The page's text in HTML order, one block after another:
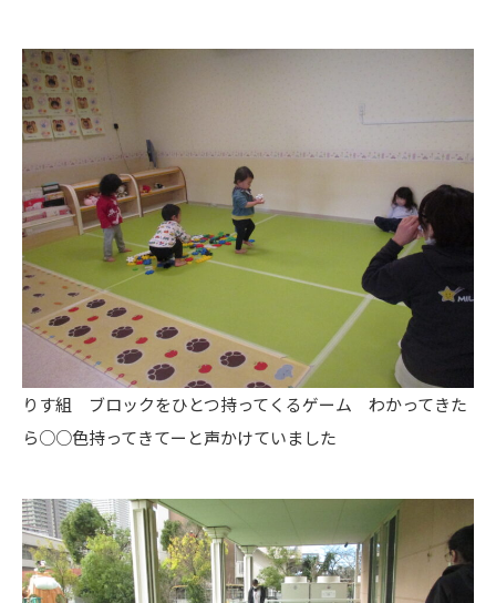
りす組 ブロックをひとつ持ってくるゲーム わかってきた
ら○○色持ってきてーと声かけていました